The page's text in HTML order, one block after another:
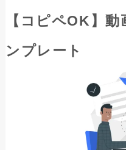
【コピペOK】
ンプレート